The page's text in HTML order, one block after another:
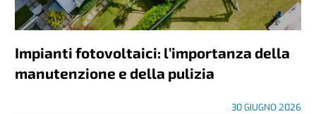
Impianti fotovoltaici: l’importanza della
manutenzione e della pulizia
30 GIUGNO 2026